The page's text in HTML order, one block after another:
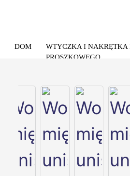
DOM
WTYCZKA I NAKRĘTKA
PROSZKOWEGO